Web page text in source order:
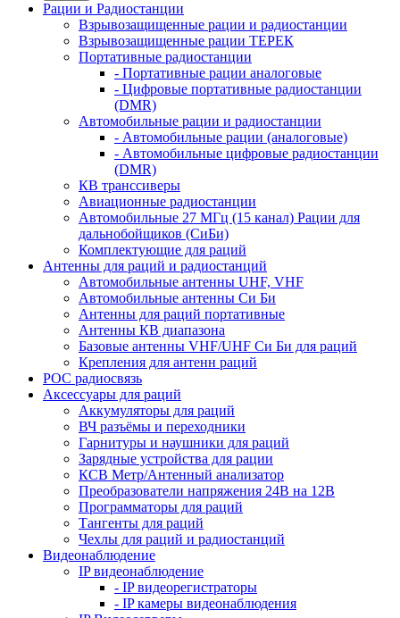
Рации и Радиостанции
Взрывозащищенные рации и радиостанции
Взрывозащищенные рации ТЕРЕК
Портативные радиостанции
- Портативные рации аналоговые
- Цифровые портативные радиостанции
(DMR)
Автомобильные рации и радиостанции
- Автомобильные рации (аналоговые)
- Автомобильные цифровые радиостанции
(DMR)
КВ транссиверы
Авиационные радиостанции
Автомобильные 27 МГц (15 канал) Рации для
дальнобойщиков (СиБи)
Комплектующие для раций
Антенны для раций и радиостанций
Автомобильные антенны UHF, VHF
Автомобильные антенны Си Би
Антенны для раций портативные
Антенны КВ диапазона
Базовые антенны VHF/UHF Си Би для раций
Крепления для антенн раций
POC радиосвязь
Аксессуары для раций
Аккумуляторы для раций
ВЧ разъёмы и переходники
Гарнитуры и наушники для раций
Зарядные устройства для рации
КСВ Метр/Антенный анализатор
Преобразователи напряжения 24В на 12В
Программаторы для раций
Тангенты для раций
Чехлы для раций и радиостанций
Видеонаблюдение
IP видеонаблюдение
- IP видеорегистраторы
- IP камеры видеонаблюдения